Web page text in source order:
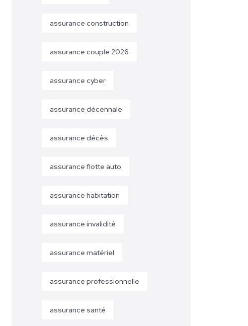
assurance construction
assurance couple 2026
assurance cyber
assurance décennale
assurance décès
assurance flotte auto
assurance habitation
assurance invalidité
assurance matériel
assurance professionnelle
assurance santé